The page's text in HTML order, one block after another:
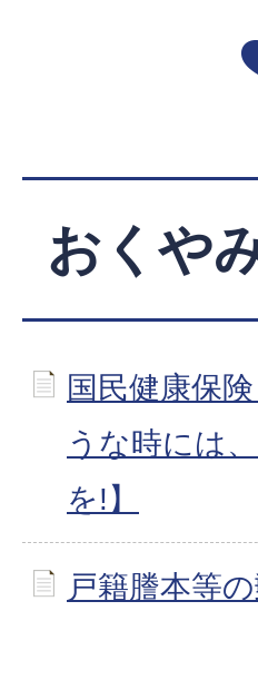
おくや
国民健康保
うな時には
を!】
戸籍謄本等